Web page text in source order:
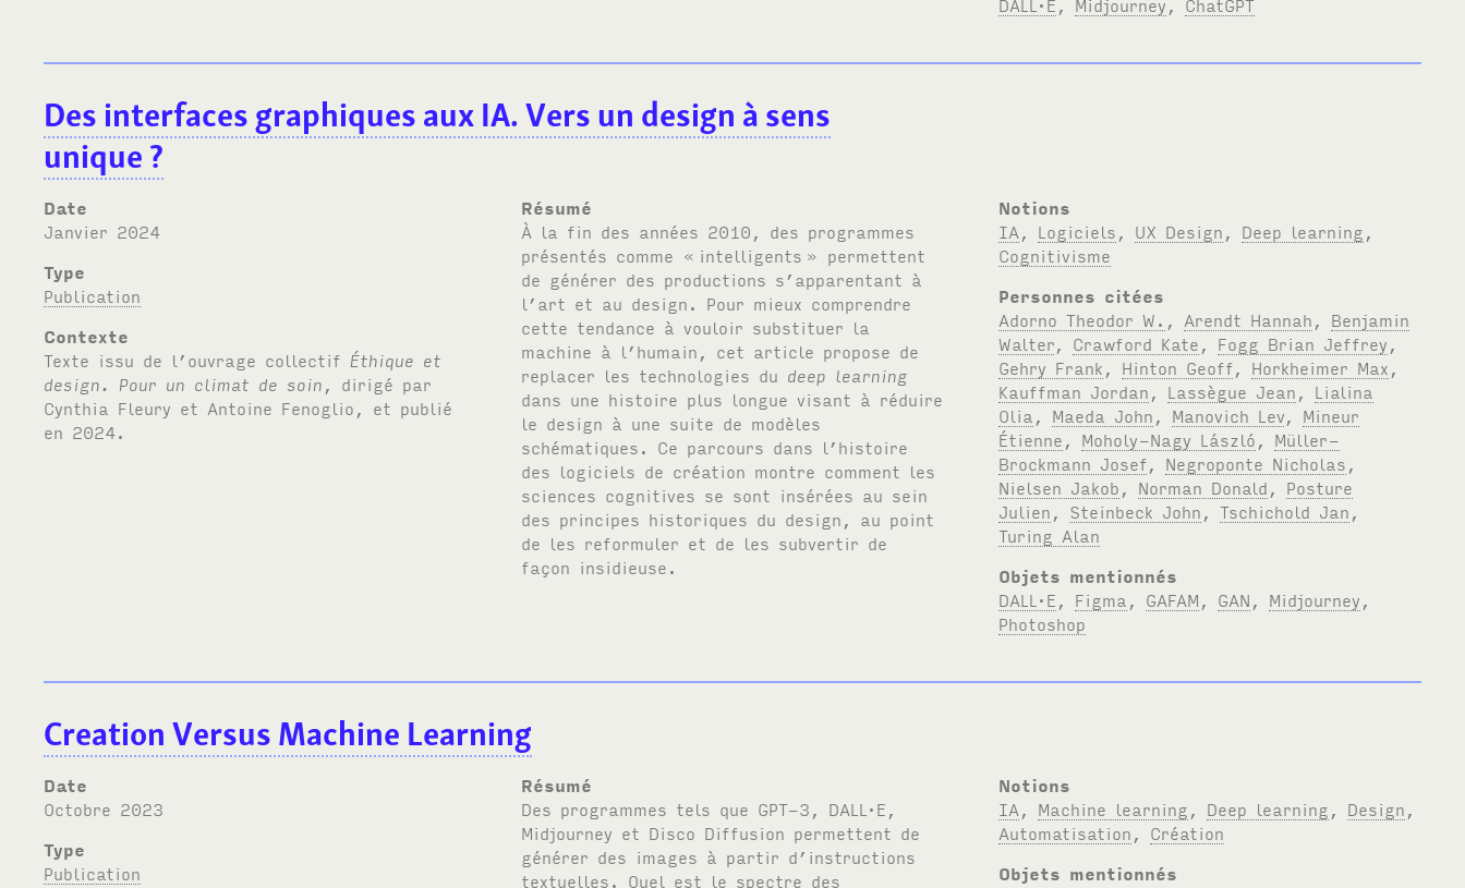
Des interfaces graphiques aux IA. Vers un design à sens
unique ?
Date
janvier 2024
Type
Publication
Contexte
Texte issu de l’ouvrage collectif Éthique et
design. Pour un climat de soin , dirigé par
Cynthia Fleury et Antoine Fenoglio, et publié
en 2024.
Résumé
À la fin des années 2010, des programmes
présentés comme « intelligents » permettent
de générer des productions s’apparentant à
l’art et au design. Pour mieux comprendre
cette tendance à vouloir substituer la
machine à l’humain, cet article propose de
replacer les technologies du deep learning
dans une histoire plus longue visant à réduire
le design à une suite de modèles
schématiques. Ce parcours dans l’histoire
des logiciels de création montre comment les
sciences cognitives se sont insérées au sein
des principes historiques du design, au point
de les reformuler et de les subvertir de
façon insidieuse.
Notions
IA
Logiciels UX Design Deep learning
Cognitivisme
Personnes citées
Adorno Theodor W.
Arendt Hannah
Benjamin
Walter
Crawford Kate Fogg Brian Jeffrey
Gehry Frank
Hinton Geoff Horkheimer Max
Kauffman Jordan
Lassègue Jean
Lialina
Olia
Maeda John Manovich Lev
Mineur
Étienne
Moholy-Nagy László
Müller-
Brockmann Josef
Negroponte Nicholas
Nielsen Jakob
Norman Donald
Posture
Julien
Steinbeck John ,Tschichold Jan
Turing Alan
Objets mentionnés
DALL·E
Figma GAFAM GAN Midjourney
Photoshop
Creation Versus Machine Learning
Date
octobre 2023
Type
Publication
Résumé
Des programmes tels que GPT-3 , DALL·E ,
Midjourney et Disco Diffusion permettent de
générer des images à partir d’instructions
textuelles. Quel est le spectre des
Notions
IA , Machine learning , Deep learning , Design ,
Automatisation , Création
Objets mentionnés